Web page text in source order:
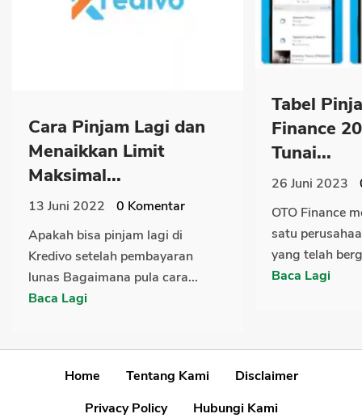
Cara Pinjam Lagi dan
Menaikkan Limit
Maksimal...
13 Juni 2022 0 Komentar
Apakah bisa pinjam lagi di
Kredivo setelah pembayaran
lunas Bagaimana pula cara...
Baca Lagi
Tabel
Finance
Tunai...
26 Juni 2023
OTO Finance
satu
yang telah
Baca Lagi
Home Tentang Kami
Disclaimer
Privacy Policy
Hubungi Kami